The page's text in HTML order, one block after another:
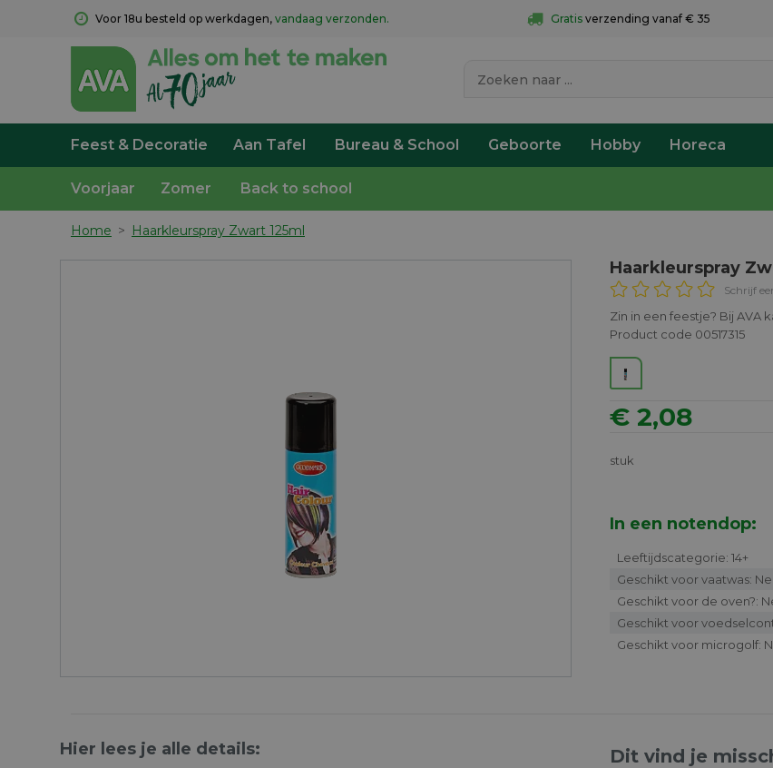
Voor 18u besteld op werkdagen, vandaag verzonden. Gratis verzending vanaf € 35
Feest & Decoratie Aan Tafel Bureau & School Geboorte Hobby Horeca
Voorjaar Zomer Back to school
Home > Haarkleurspray Zwart 125ml
Haarkleurspray
Schrijf
Zin in een feestje? Bij AVA
Product code 00517315
€ 2,08
stuk
In een notendop:
Leeftijdscategorie: 14+
Geschikt voor vaatwas:
Geschikt voor de oven?:
Geschikt voor
Geschikt voor microgolf:
Hier lees je alle details: Dit vind je